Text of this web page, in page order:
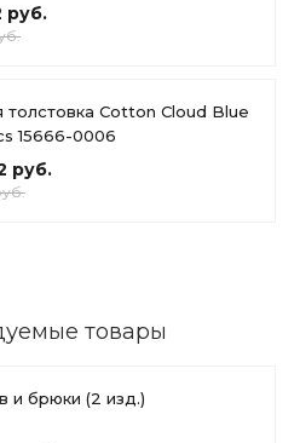
руб.
толстовка Cotton Cloud Blue
15666-0006
руб.
товары
и брюки (2 изд.)